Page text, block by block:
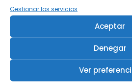
Gestionar los servicios
Aceptar
Denegar
Ver